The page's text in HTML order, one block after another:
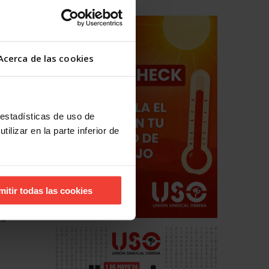
de las cookies
de uso de
en la parte inferior de
todas las cookies
en
de la